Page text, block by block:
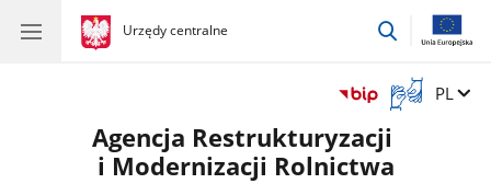
gov.pl
Urzędy centralne
gov.pl
Urzędy
przejdź
Otwórz
okno
z
tłumaczem
Zmień
PL
Agencja Restrukturyzacji
i Modernizacji Rolnictwa